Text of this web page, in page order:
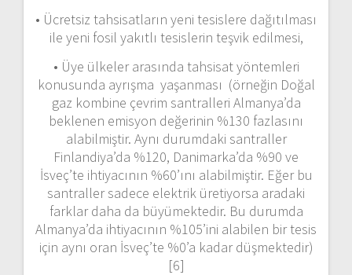
• Ücretsiz tahsisatların yeni tesislere dağıtılması
ile yeni fosil yakıtlı tesislerin teşvik edilmesi,
• Üye ülkeler arasında tahsisat yöntemleri
konusunda ayrışma yaşanması (örneğin Doğal
gaz kombine çevrim santralleri Almanya’da
beklenen emisyon değerinin %130 fazlasını
alabilmiştir. Aynı durumdaki santraller
Finlandiya’da %120, Danimarka’da %90 ve
İsveç’te ihtiyacının %60’ını alabilmiştir. Eğer bu
santraller sadece elektrik üretiyorsa aradaki
farklar daha da büyümektedir. Bu durumda
Almanya’da ihtiyacının %105’ini alabilen bir tesis
için aynı oran İsveç’te %0’a kadar düşmektedir)
[6]